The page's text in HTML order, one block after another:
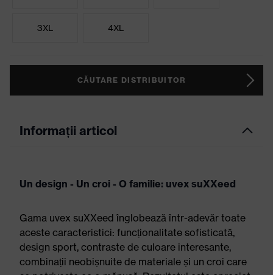
3XL 4XL
CĂUTARE DISTRIBUITOR
Informații articol
Un design - Un croi - O familie: uvex suXXeed
Gama uvex suXXeed înglobează într-adevăr toate
aceste caracteristici: funcționalitate sofisticată,
design sport, contraste de culoare interesante,
combinații neobișnuite de materiale și un croi care